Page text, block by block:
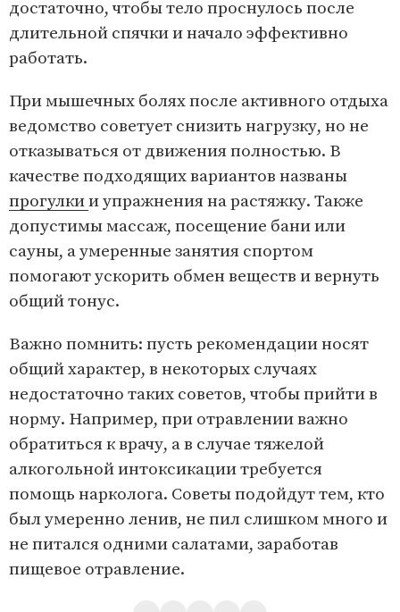
достаточно, чтобы тело проснулось после
длительной спячки и начало эффективно
работать.
При мышечных болях после активного отдыха
ведомство советует снизить нагрузку, но не
отказываться от движения полностью. В
качестве подходящих вариантов названы
прогулкии упражнения на растяжку. Также
допустимы массаж, посещение бани или
сауны, а умеренные занятия спортом
помогают ускорить обмен веществ и вернуть
общий тонус.
Важно помнить: пусть рекомендации носят
общий характер, в некоторых случаях
недостаточно таких советов, чтобы прийти в
норму. Например, при отравлении важно
обратиться к врачу, а в случае тяжелой
алкогольной интоксикации требуется
помощь нарколога. Советы подойдут тем, кто
был умеренно ленив, не пил слишком много и
не питался одними салатами, заработав
пищевое отравление.